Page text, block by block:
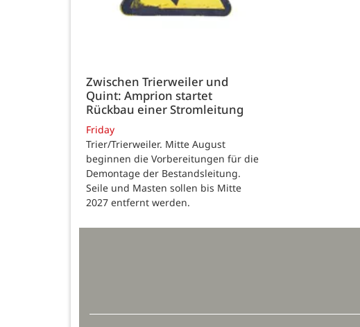
Zwischen Trierweiler und
Quint: Amprion startet
Rückbau einer Stromleitung
Friday
Trier/Trierweiler. Mitte August
beginnen die Vorbereitungen für die
Demontage der Bestandsleitung.
Seile und Masten sollen bis Mitte
2027 entfernt werden.